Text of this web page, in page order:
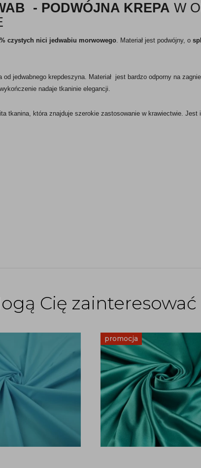
- PODWÓJNA KREPA W
czystych nici jedwabiu morwowego. Materiał jest podwójny, o
jedwabnego krepdeszyna. Materiał jest bardzo odporny na
nadaje tkaninie elegancji.
tkanina, która znajduje szerokie zastosowanie w krawiectwie.
Cię zainteresować
promocja